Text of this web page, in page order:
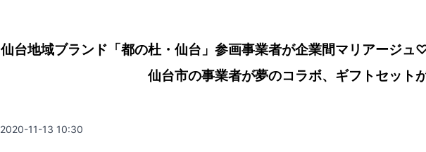
仙台地域ブランド「都の杜・仙台」参画事業者が企業
仙台市の事業者が夢のコラボ、ギフトセットが初
2020-11-13 10:30